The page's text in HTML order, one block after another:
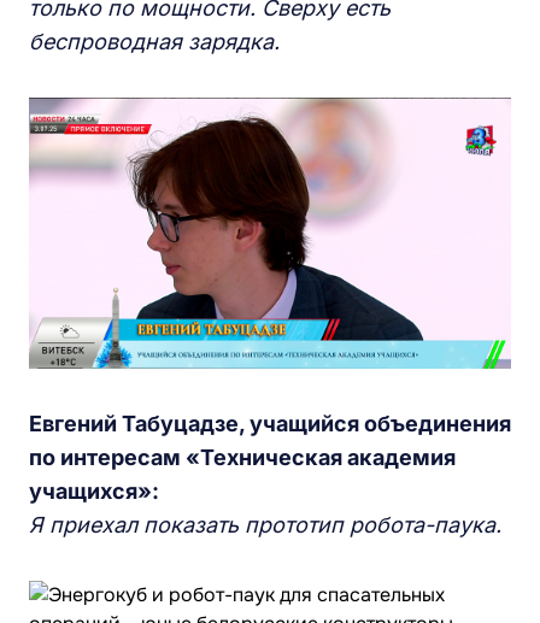
только по мощности. Сверху есть
беспроводная зарядка.
Евгений Табуцадзе, учащийся объединения
по интересам «Техническая академия
учащихся»:
Я приехал показать прототип робота-паука.